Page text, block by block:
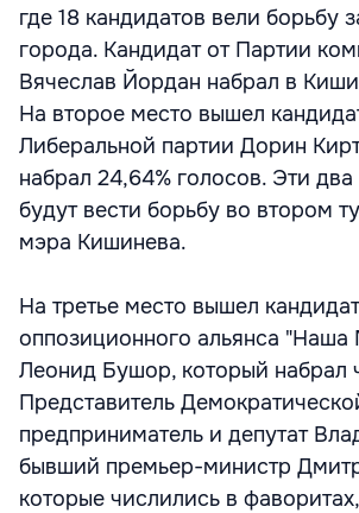
где 18 кандидатов вели борьбу
города. Кандидат от Партии
Вячеслав Йордан набрал в
На второе место вышел
Либеральной партии Дорин
набрал 24,64% голосов. Эти два
будут вести борьбу во втором
мэра Кишинева.
На третье место вышел
оппозиционного альянса "Наша
Леонид Бушор, который набрал
Представитель
предприниматель и депутат
бывший премьер-министр
которые числились в